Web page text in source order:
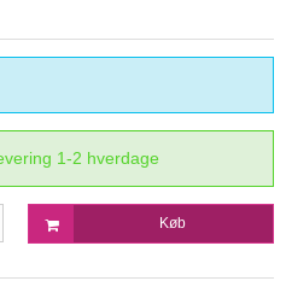
1-2 hverdage
Køb